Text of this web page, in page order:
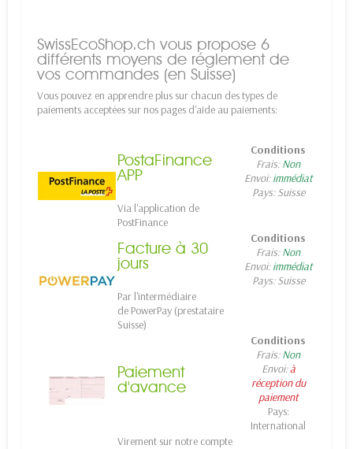
SwissEcoShop.ch vous propose 6
différents moyens de réglement de
vos commandes (en Suisse)
Vous pouvez en apprendre plus sur chacun des types de
paiements acceptées sur nos pages d'aide au paiements:
PostaFinance
APP
Conditions
Frais:Non
Envoi:immédiat
Pays:Suisse
Via l'application de
PostFinance
Facture à 30
jours
Conditions
Frais:Non
Envoi:immédiat
Pays: Suisse
Par l'intermédiaire
de PowerPay (prestataire
Suisse)
Paiement
d'avance
Conditions
Frais:Non
Envoi:à
réception du
paiement
Pays:
International
Virement sur notre compte